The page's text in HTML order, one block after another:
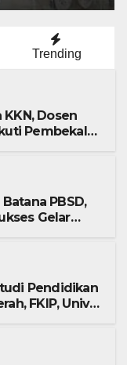
Trending
Dosen
Pembekalan
PBSD,
Gelar
Pendidikan
FKIP, Univet